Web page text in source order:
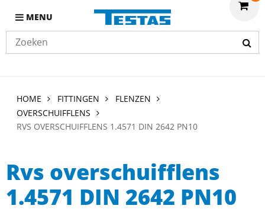
MENU
HOME FITTINGEN
FLENZEN
OVERSCHUIFFLENS
RVS OVERSCHUIFFLENS 1.4571 DIN 2642 PN10
Rvs overschuifflens
1.4571 DIN 2642 PN10